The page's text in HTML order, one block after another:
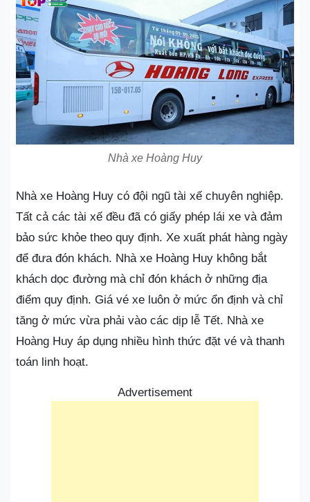
Nhà xe Hoàng Huy
Nhà xe Hoàng Huy có đội ngũ tài xế chuyên nghiệp.
Tất cả các tài xế đều đã có giấy phép lái xe và đảm
bảo sức khỏe theo quy định. Xe xuất phát hàng ngày
để đưa đón khách. Nhà xe Hoàng Huy không bắt
khách dọc đường mà chỉ đón khách ở những địa
điểm quy định. Giá vé xe luôn ở mức ổn định và chỉ
tăng ở mức vừa phải vào các dịp lễ Tết. Nhà xe
Hoàng Huy áp dụng nhiều hình thức đặt vé và thanh
toán linh hoạt.
Advertisement